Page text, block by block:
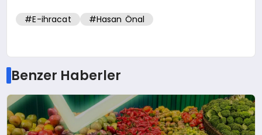
#E-ihracat #Hasan Önal
Benzer Haberler